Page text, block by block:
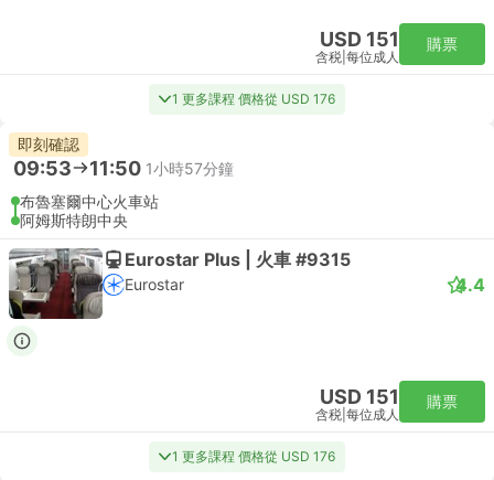
USD 151
含税 每位成人
購票
1 更多課程 價格從 USD 176
即刻確認
09:53 11:50 1小時57分鐘
布魯塞爾中心火車站
阿姆斯特朗中央
Eurostar Plus | 火車 #9315
Eurostar 4.4
USD 151
含税 每位成人
購票
1 更多課程 價格從 USD 176